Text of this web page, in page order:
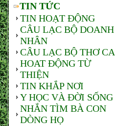
TIN TỨC
TIN HOẠT ĐỘNG
CÂU LẠC BỘ DOANH
NHÂN
CÂU LẠC BỘ THƠ CA
HOAT ĐỘNG TỪ
THIỆN
TIN KHẮP NƠI
Y HỌC VÀ ĐỜI SỐNG
NHẮN TÌM BÀ CON
DÒNG HỌ